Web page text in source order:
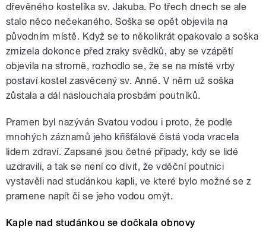
dřevěného kostelíka sv. Jakuba. Po třech dnech se ale
stalo něco nečekaného. Soška se opět objevila na
původním místě. Když se to několikrát opakovalo a soška
zmizela dokonce před zraky svědků, aby se vzápětí
objevila na stromě, rozhodlo se, že se na místě vrby
postaví kostel zasvěcený sv. Anně. V něm už soška
zůstala a dál naslouchala prosbám poutníků.
Pramen byl nazýván Svatou vodou i proto, že podle
mnohých záznamů jeho křišťálově čistá voda vracela
lidem zdraví. Zapsané jsou četné případy, kdy se lidé
uzdravili, a tak se není co divit, že vděční poutníci
vystavěli nad studánkou kapli, ve které bylo možné se z
pramene napít či se jeho vodou omýt.
Kaple nad studánkou se dočkala obnovy